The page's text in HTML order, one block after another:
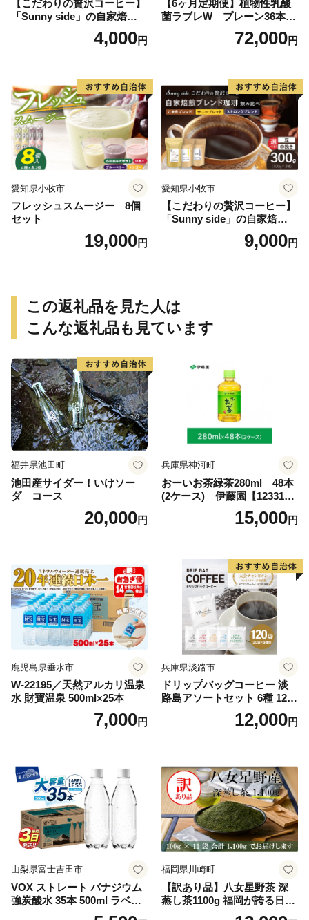
【こだわりの贅沢コーヒー】
「Sunny side」の自家焙煎珈
琲ストロングブレンド（100
4,000円
【6ヶ月定期便】植物性乳酸
菌ラブレW プレーン36本
72,000円
愛知県小牧市
フレッシュスムージー 8個
セット
19,000円
愛知県小牧市
【こだわりの贅沢コーヒー】
「Sunny side」の自家焙煎珈
琲ブレンド珈琲飲み比べセッ
9,000円
この返礼品を見た人は
こんな返礼品も見ています
福井県池田町
池田産サイダー！いけソー
ダ コース
20,000円
兵庫県神河町
おーいお茶緑茶280ml 48本
(2ケース) 伊藤園【123317
15,000円
鹿児島県垂水市
W-22195／天然アルカリ温泉
水 財寶温泉 500ml×25本
7,000円
兵庫県淡路市
ドリップバッグコーヒー 淡
路島アソートセット 6種 120
袋 飲み比べ コーヒー
12,000円
山梨県富士吉田市
VOX ストレート バナジウム
強炭酸水 35本 500ml ラベル
レス【富士吉田市限定カート
福岡県川崎町
【訳あり品】八女星野茶 深
蒸し茶1100g 福岡が誇る日本
茶_ 訳アリ 常温 お茶 茶袋 常